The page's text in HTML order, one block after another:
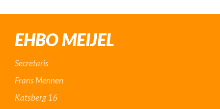
EHBO MEIJEL
Secretaris
Frans Mennen
Katsberg 16